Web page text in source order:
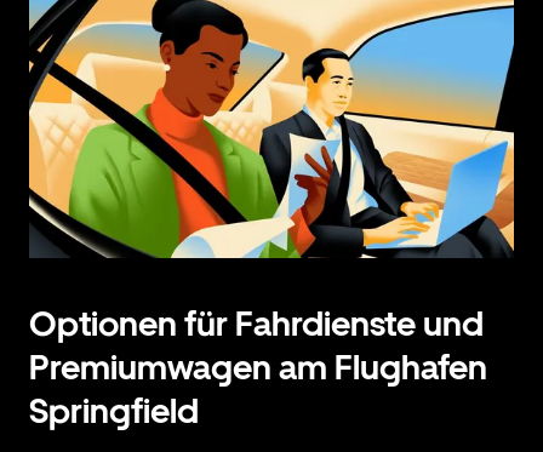
Optionen für Fahrdienste und
Premiumwagen am Flughafen
Springfield